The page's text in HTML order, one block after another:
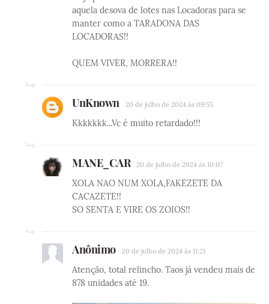
aquela desova de lotes nas Locadoras para se
manter como a TARADONA DAS
LOCADORAS!!
QUEM VIVER, MORRERA!!
UnKnown 20 de julho de 2024 às 09:55
Kkkkkkk...Vc é muito retardado!!!
MANE_CAR 20 de julho de 2024 às 10:07
XOLA NAO NUM XOLA,FAKEZETE DA
CACAZETE!!
SO SENTA E VIRE OS ZOIOS!!
Anônimo 20 de julho de 2024 às 11:21
Atenção, total relincho. Taos já vendeu mais de
878 unidades até 19.